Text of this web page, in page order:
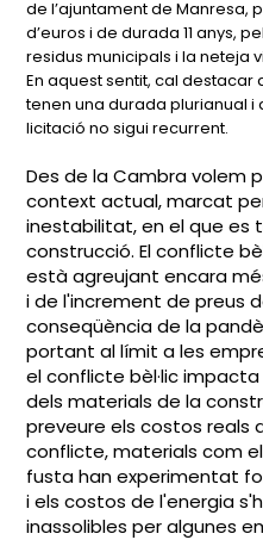
de l’ajuntament de Manresa,
d’euros i de durada 11 anys,
residus municipals i la neteja
En aquest sentit, cal
tenen una durada plurianual i
licitació no sigui recurrent.
Des de la Cambra volem
context actual, marcat
inestabilitat, en el que es
construcció. El conflicte
està agreujant encara
i de l'increment de preus
conseqüència de la
portant al límit a les
el conflicte bèl·lic
dels materials de la
preveure els costos reals
conflicte, materials com
fusta han experimentat
i els costos de l'energia
inassolibles per algunes